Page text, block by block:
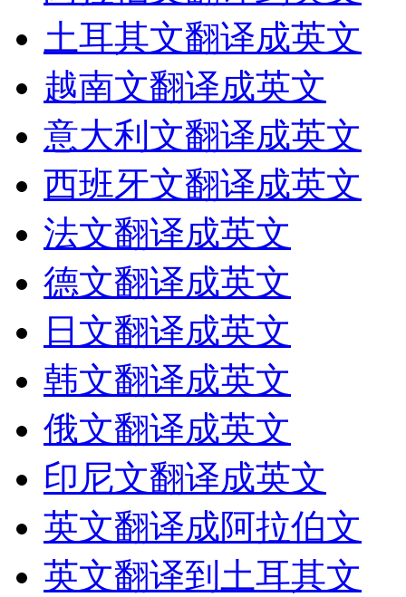
土耳其文翻译成英文
越南文翻译成英文
意大利文翻译成英文
西班牙文翻译成英文
法文翻译成英文
德文翻译成英文
日文翻译成英文
韩文翻译成英文
俄文翻译成英文
印尼文翻译成英文
英文翻译成阿拉伯文
英文翻译到土耳其文